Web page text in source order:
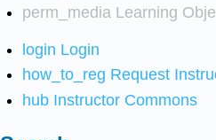
perm_media Learning
login Login
how_to_reg Request
hub Instructor Commons